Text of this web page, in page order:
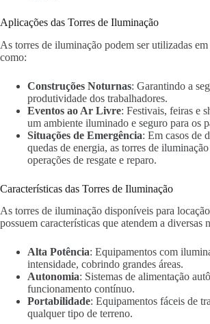
Aplicações das Torres de Iluminação
As torres de iluminação podem ser utilizadas em
como:
Construções Noturnas: Garantindo a
produtividade dos trabalhadores.
Eventos ao Ar Livre: Festivais, feiras e
um ambiente iluminado e seguro para os
Situações de Emergência: Em casos de
quedas de energia, as torres de
operações de resgate e reparo.
Características das Torres de Iluminação
As torres de iluminação disponíveis para
possuem características que atendem a diversas
Alta Potência: Equipamentos com
intensidade, cobrindo grandes áreas.
Autonomia: Sistemas de alimentação
funcionamento contínuo.
Portabilidade: Equipamentos fáceis de
qualquer tipo de terreno.